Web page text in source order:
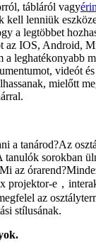
tábláról vagy
kell lenniük
a legtöbbet
az IOS, Android,
leghatékonyabb
videót
mielőtt
a tanárod?Az
tanulók sorokban
az
projektor-e ，
az
stílusának.